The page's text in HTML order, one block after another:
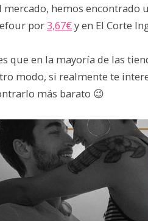
mercado, hemos encontrado
por3,67€y en El Corte
que en la mayoría de las
modo, si realmente te
más barato 😉